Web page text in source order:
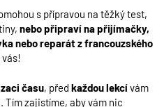
s přípravou na těžký test,
nebo připraví na přijímačky,
nebo reparát z francouzského
času, před každou lekcívám
. Tím zajistíme, aby vám nic